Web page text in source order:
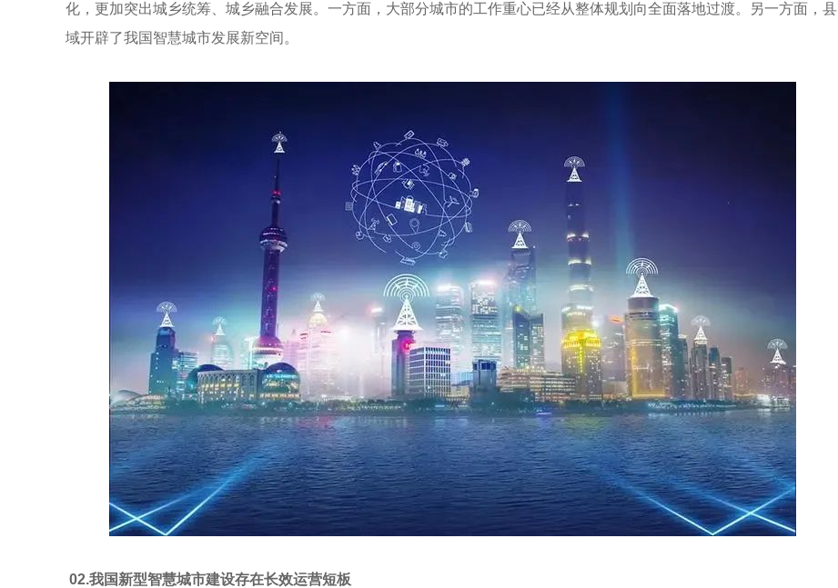
化，更加突出城乡统筹、城乡融合发展。一方面，大部分城市的工作重心已经从整体规划向全面落地过渡。另一方面，县
域开辟了我国智慧城市发展新空间。
02.我国新型智慧城市建设存在长效运营短板